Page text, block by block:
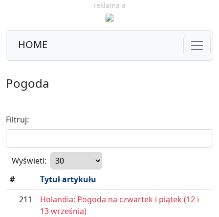
reklama a
HOME
Pogoda
Filtruj:
Wyświetl:
#
Tytuł artykułu
211
Holandia: Pogoda na czwartek i piątek (12 i
13 września)